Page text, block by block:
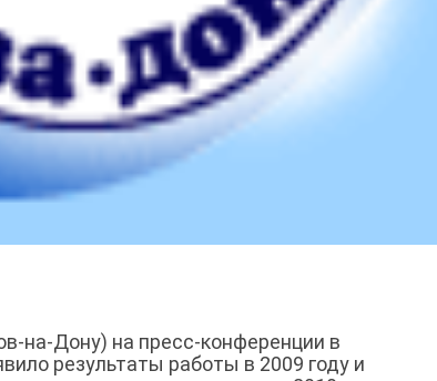
на-Дону) на пресс-конференции в
результаты работы в 2009 году и